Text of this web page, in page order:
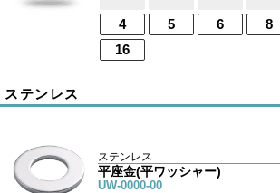
4
5 6 8
16
ステンレス
ステンレス
平座金(平ワッシャー)
UW-0000-00